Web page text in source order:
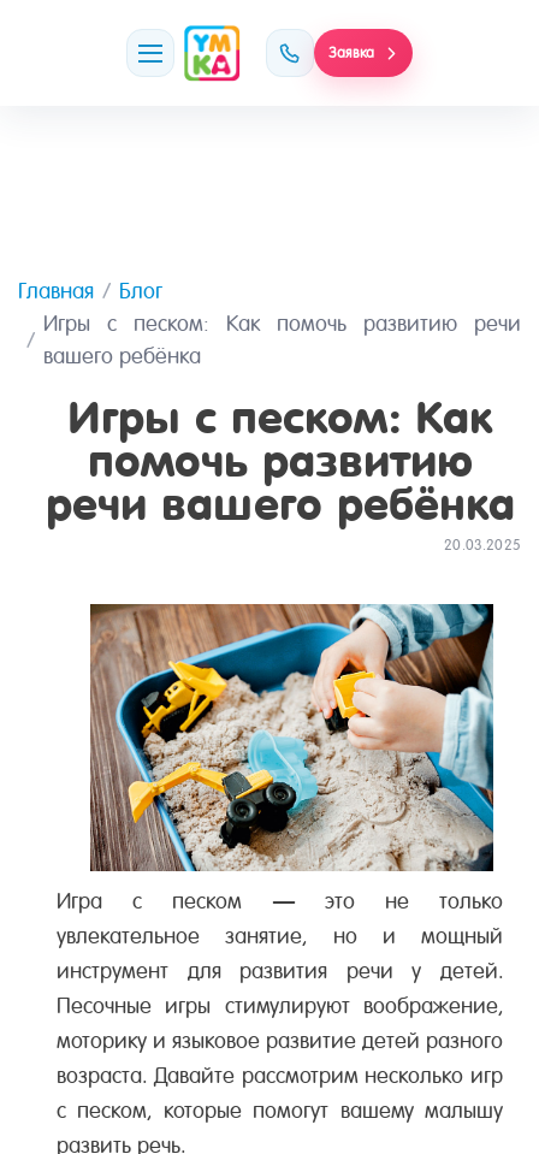
Заявка
Главная
Блог
Игры с песком: Как помочь развитию речи
вашего ребёнка
Игры с песком: Как
помочь развитию
речи вашего ребёнка
20.03.2025
Игра с песком — это не только
увлекательное занятие, но и мощный
инструмент для развития речи у детей.
Песочные игры стимулируют воображение,
моторику и языковое развитие детей разного
возраста. Давайте рассмотрим несколько игр
с песком, которые помогут вашему малышу
развить речь.